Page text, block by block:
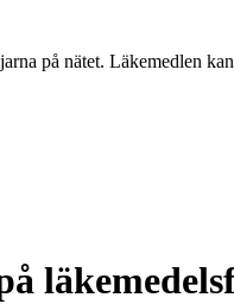
på nätet. Läkemedlen